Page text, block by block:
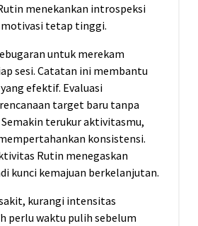
menekankan introspeksi
tetap tinggi.
untuk merekam
sesi. Catatan ini membantu
efektif. Evaluasi
target baru tanpa
terukur aktivitasmu,
konsistensi.
Rutin menegaskan
kunci kemajuan berkelanjutan.
kurangi intensitas
perlu waktu pulih sebelum